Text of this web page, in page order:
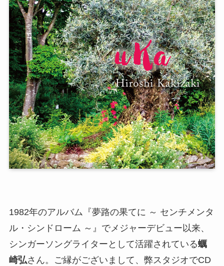
1982年のアルバム『夢路の果てに ～ センチメンタ
ル・シンドローム ～』でメジャーデビュー以来、
シンガーソングライターとして活躍されている蠣
崎弘さん。ご縁がございまして、弊スタジオでCD